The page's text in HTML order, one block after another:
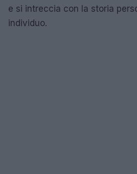
e si intreccia con la storia
individuo.